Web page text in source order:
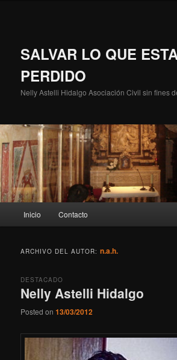
SALVAR LO QUE
PERDIDO
Nelly Astelli Hidalgo Asociación Civil sin fines
principal
Inicio Contacto
ARCHIVO DEL AUTOR:n.a.h.
Nelly Astelli Hidalgo
DESTACADO
Posted on13/03/2012